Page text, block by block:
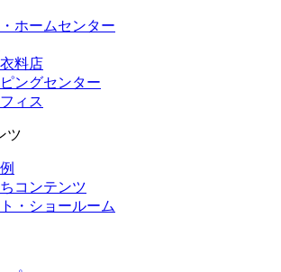
ホームセンター
料店
ングセンター
ィス
ツ
コンテンツ
・ショールーム